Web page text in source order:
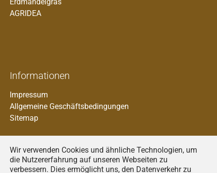
Wir verwenden Cookies und ähnliche Technologien, um
die Nutzererfahrung auf unseren Webseiten zu
verbessern. Dies ermöglicht uns, den Datenverkehr zu
AGRIDEA
Informationen
Impressum
Allgemeine Geschäftsbedingungen
Sitemap